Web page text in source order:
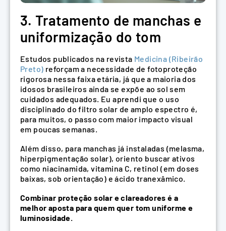
3. Tratamento de manchas e
uniformização do tom
Estudos publicados na revista Medicina (Ribeirão
Preto) reforçam a necessidade de fotoproteção
rigorosa nessa faixa etária, já que a maioria dos
idosos brasileiros ainda se expõe ao sol sem
cuidados adequados. Eu aprendi que o uso
disciplinado do filtro solar de amplo espectro é,
para muitos, o passo com maior impacto visual
em poucas semanas.
Além disso, para manchas já instaladas (melasma,
hiperpigmentação solar), oriento buscar ativos
como niacinamida, vitamina C, retinol (em doses
baixas, sob orientação) e ácido tranexâmico.
Combinar proteção solar e clareadores é a
melhor aposta para quem quer tom uniforme e
luminosidade.